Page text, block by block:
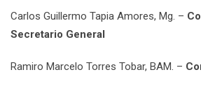
Carlos Guillermo Tapia Amores, Mg. –
Secretario General
Ramiro Marcelo Torres Tobar, BAM. –